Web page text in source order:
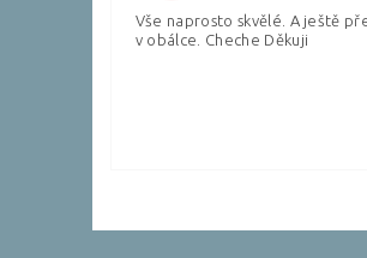
Vše naprosto skvělé. A ještě
v obálce. Cheche Děkuji